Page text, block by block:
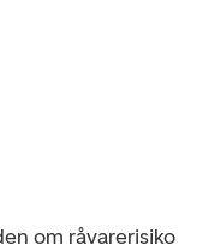
om råvarerisiko